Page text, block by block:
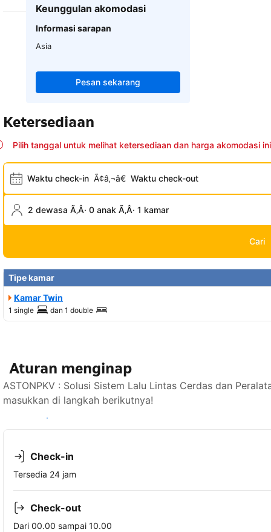
Keunggulan akomodasi
Informasi sarapan
Asia
Pesan sekarang
Ketersediaan
Pilih tanggal untuk melihat ketersediaan dan harga akomodasi ini
Waktu check-in Ã¢â‚¬â€ Waktu check-out
2 dewasa Ã‚Â· 0 anak Ã‚Â· 1 kamar
Cari
Tipe kamar
Kamar Twin
1 single dan 1 double
Aturan menginap
ASTONPKV : Solusi Sistem Lalu Lintas Cerdas dan
masukkan di langkah berikutnya!
Lihat ketersediaan
Check-in
Tersedia 24 jam
Check-out
Dari 00.00 sampai 10.00